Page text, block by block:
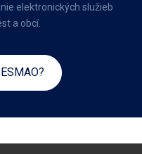
elektronických služieb
a obcí.